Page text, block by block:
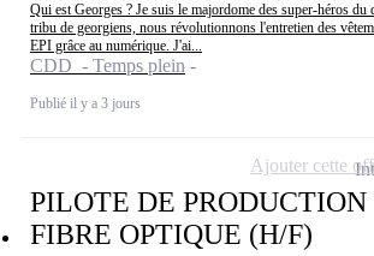
Qui est Georges ? Je suis le majordome des super-héros du
tribu de georgiens, nous révolutionnons l'entretien des
EPI grâce au numérique. J'ai...
CDD - Temps plein
Publié il y a 3 jours
PILOTE DE PRODUCTION
FIBRE OPTIQUE (H/F)
Ajouter cette